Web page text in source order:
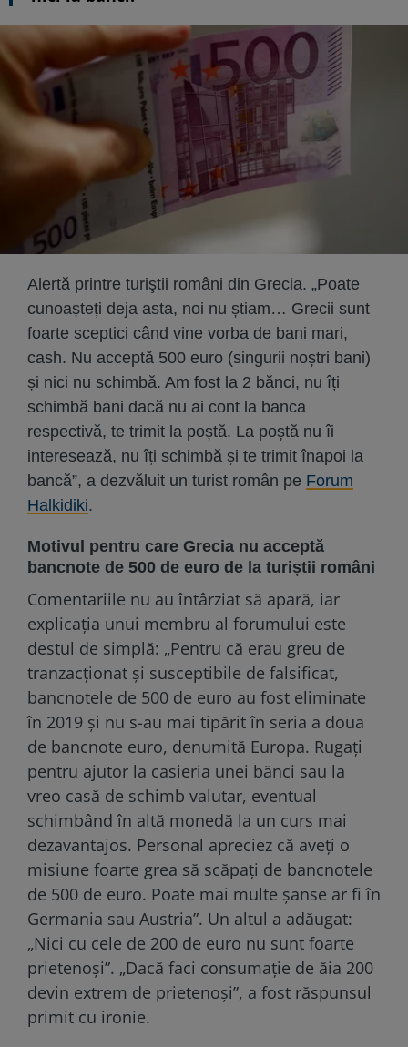
Alertă printre turiştii români din Grecia. „Poate
cunoașteți deja asta, noi nu știam… Grecii sunt
foarte sceptici când vine vorba de bani mari,
cash. Nu acceptă 500 euro (singurii noștri bani)
și nici nu schimbă. Am fost la 2 bănci, nu îți
schimbă bani dacă nu ai cont la banca
respectivă, te trimit la poștă. La poștă nu îi
interesează, nu îți schimbă și te trimit înapoi la
bancă”, a dezvăluit un turist român pe Forum
Halkidiki.
Motivul pentru care Grecia nu acceptă
bancnote de 500 de euro de la turiștii români
Comentariile nu au întârziat să apară, iar
explicaţia unui membru al forumului este
destul de simplă: „Pentru că erau greu de
tranzacționat și susceptibile de falsificat,
bancnotele de 500 de euro au fost eliminate
în 2019 și nu s-au mai tipărit în seria a doua
de bancnote euro, denumită Europa. Rugați
pentru ajutor la casieria unei bănci sau la
vreo casă de schimb valutar, eventual
schimbând în altă monedă la un curs mai
dezavantajos. Personal apreciez că aveți o
misiune foarte grea să scăpați de bancnotele
de 500 de euro. Poate mai multe șanse ar fi în
Germania sau Austria”. Un altul a adăugat:
„Nici cu cele de 200 de euro nu sunt foarte
prietenoși”. „Dacă faci consumație de ăia 200
devin extrem de prietenoși”, a fost răspunsul
primit cu ironie.